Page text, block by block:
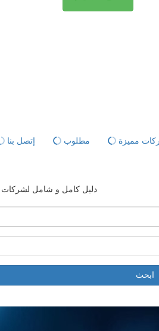
مميزة مطلوب إتصل بنا
دليل كامل و شامل لشركات
ابحث